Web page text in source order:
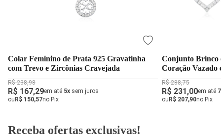
Colar Feminino de Prata 925 Gravatinha
com Trevo e Zircônias Cravejada
R$ 238,98
R$ 167,29em até 5x sem juros
ouR$ 150,57no Pix
Conjunto Brinco
Coração Vazado
R$ 288,75
R$ 231,00em até
ouR$ 207,90no Pix
Receba ofertas exclusivas!